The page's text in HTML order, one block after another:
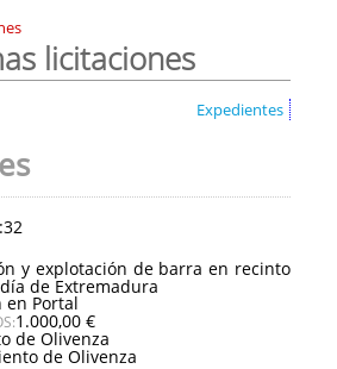
licitaciones
Expedientes
y explotación de barra en recinto
de Extremadura
en Portal
1.000,00 €
de Olivenza
de Olivenza